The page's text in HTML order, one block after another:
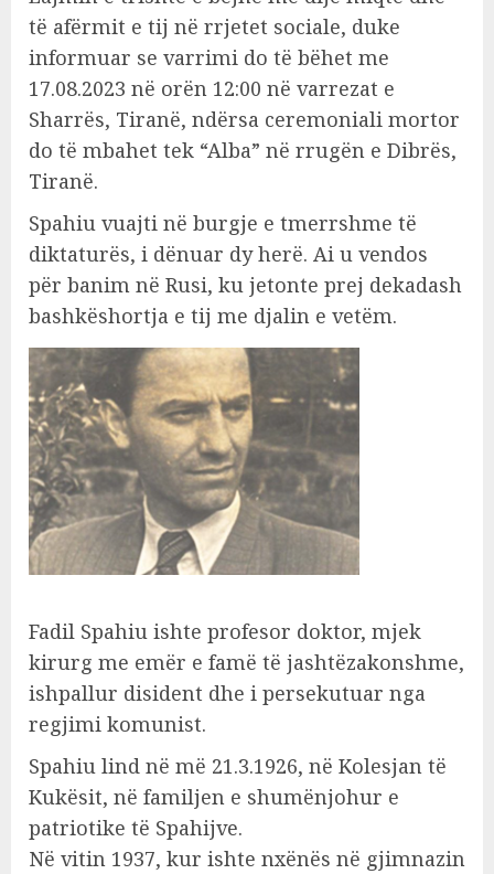
të afërmit e tij në rrjetet sociale, duke
informuar se varrimi do të bëhet me
17.08.2023 në orën 12:00 në varrezat e
Sharrës, Tiranë, ndërsa ceremoniali mortor
do të mbahet tek “Alba” në rrugën e Dibrës,
Tiranë.
Spahiu vuajti në burgje e tmerrshme të
diktaturës, i dënuar dy herë. Ai u vendos
për banim në Rusi, ku jetonte prej dekadash
bashkëshortja e tij me djalin e vetëm.
Fadil Spahiu ishte profesor doktor, mjek
kirurg me emër e famë të jashtëzakonshme,
ishpallur disident dhe i persekutuar nga
regjimi komunist.
Spahiu lind në më 21.3.1926, në Kolesjan të
Kukësit, në familjen e shumënjohur e
patriotike të Spahijve.
Në vitin 1937, kur ishte nxënës në gjimnazin